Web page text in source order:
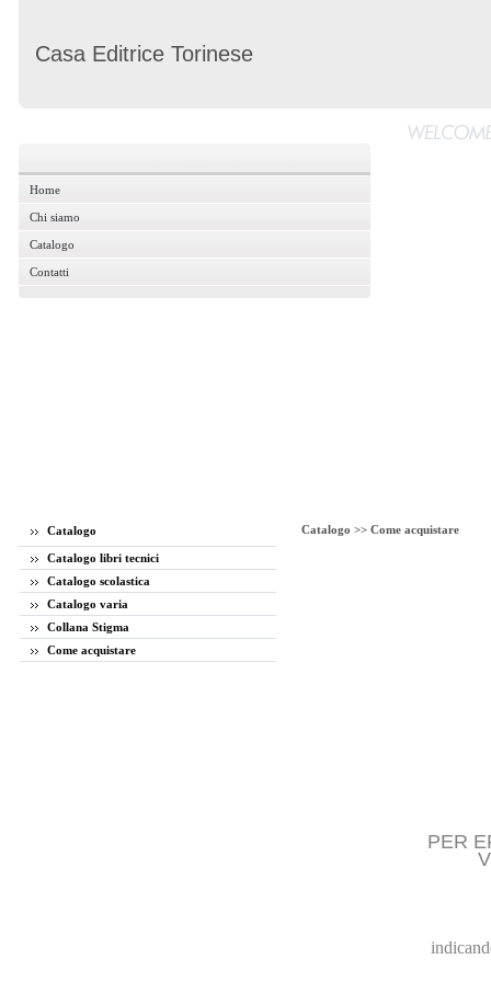
Casa Editrice Torinese
Catalogo
Catalogo libri tecnici
Catalogo scolastica
Catalogo varia
Collana Stigma
Come acquistare
Catalogo >> Come acquistare
PER
Home
Chi siamo
Catalogo
Contatti